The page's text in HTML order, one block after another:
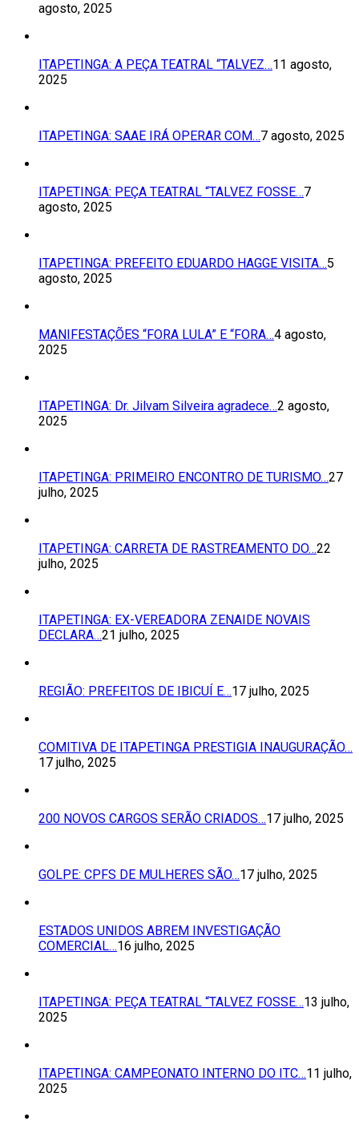
agosto, 2025
ITAPETINGA: A PEÇA TEATRAL “TALVEZ…11 agosto,
2025
ITAPETINGA: SAAE IRÁ OPERAR COM…7 agosto, 2025
ITAPETINGA: PEÇA TEATRAL “TALVEZ FOSSE…7
agosto, 2025
ITAPETINGA: PREFEITO EDUARDO HAGGE VISITA…5
agosto, 2025
MANIFESTAÇÕES “FORA LULA” E “FORA…4 agosto,
2025
ITAPETINGA: Dr. Jilvam Silveira agradece…2 agosto,
2025
ITAPETINGA: PRIMEIRO ENCONTRO DE TURISMO…27
julho, 2025
ITAPETINGA: CARRETA DE RASTREAMENTO DO…22
julho, 2025
ITAPETINGA: EX-VEREADORA ZENAIDE NOVAIS
DECLARA…21 julho, 2025
REGIÃO: PREFEITOS DE IBICUÍ E…17 julho, 2025
COMITIVA DE ITAPETINGA PRESTIGIA INAUGURAÇÃO…
17 julho, 2025
200 NOVOS CARGOS SERÃO CRIADOS…17 julho, 2025
GOLPE: CPFS DE MULHERES SÃO…17 julho, 2025
ESTADOS UNIDOS ABREM INVESTIGAÇÃO
COMERCIAL…16 julho, 2025
ITAPETINGA: PEÇA TEATRAL “TALVEZ FOSSE…13 julho,
2025
ITAPETINGA: CAMPEONATO INTERNO DO ITC…11 julho,
2025